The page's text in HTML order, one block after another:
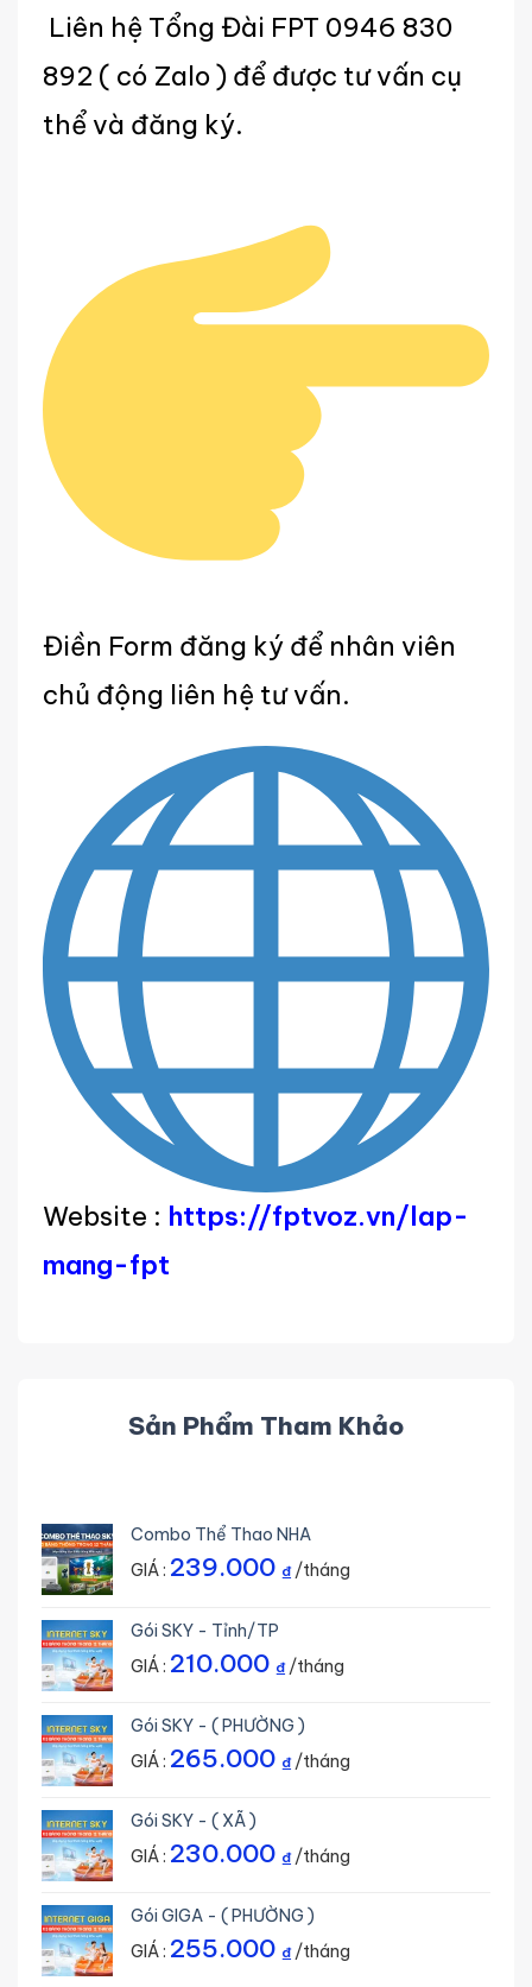
Liên hệ Tổng Đài FPT 0946 830
892 ( có Zalo ) để được tư vấn cụ
thể và đăng ký.
Điền Form đăng ký để nhân viên
chủ động liên hệ tư vấn.
Website : https://fptvoz.vn/lap-
mang-fpt
Sản Phẩm Tham Khảo
Combo Thể Thao NHA
GIÁ : 239.000 ₫/tháng
Gói SKY - Tỉnh/TP
GIÁ : 210.000 ₫/tháng
Gói SKY - ( PHƯỜNG )
GIÁ : 265.000 ₫/tháng
Gói SKY - ( XÃ )
GIÁ : 230.000 ₫/tháng
Gói GIGA - ( PHƯỜNG )
GIÁ : 255.000 ₫/tháng